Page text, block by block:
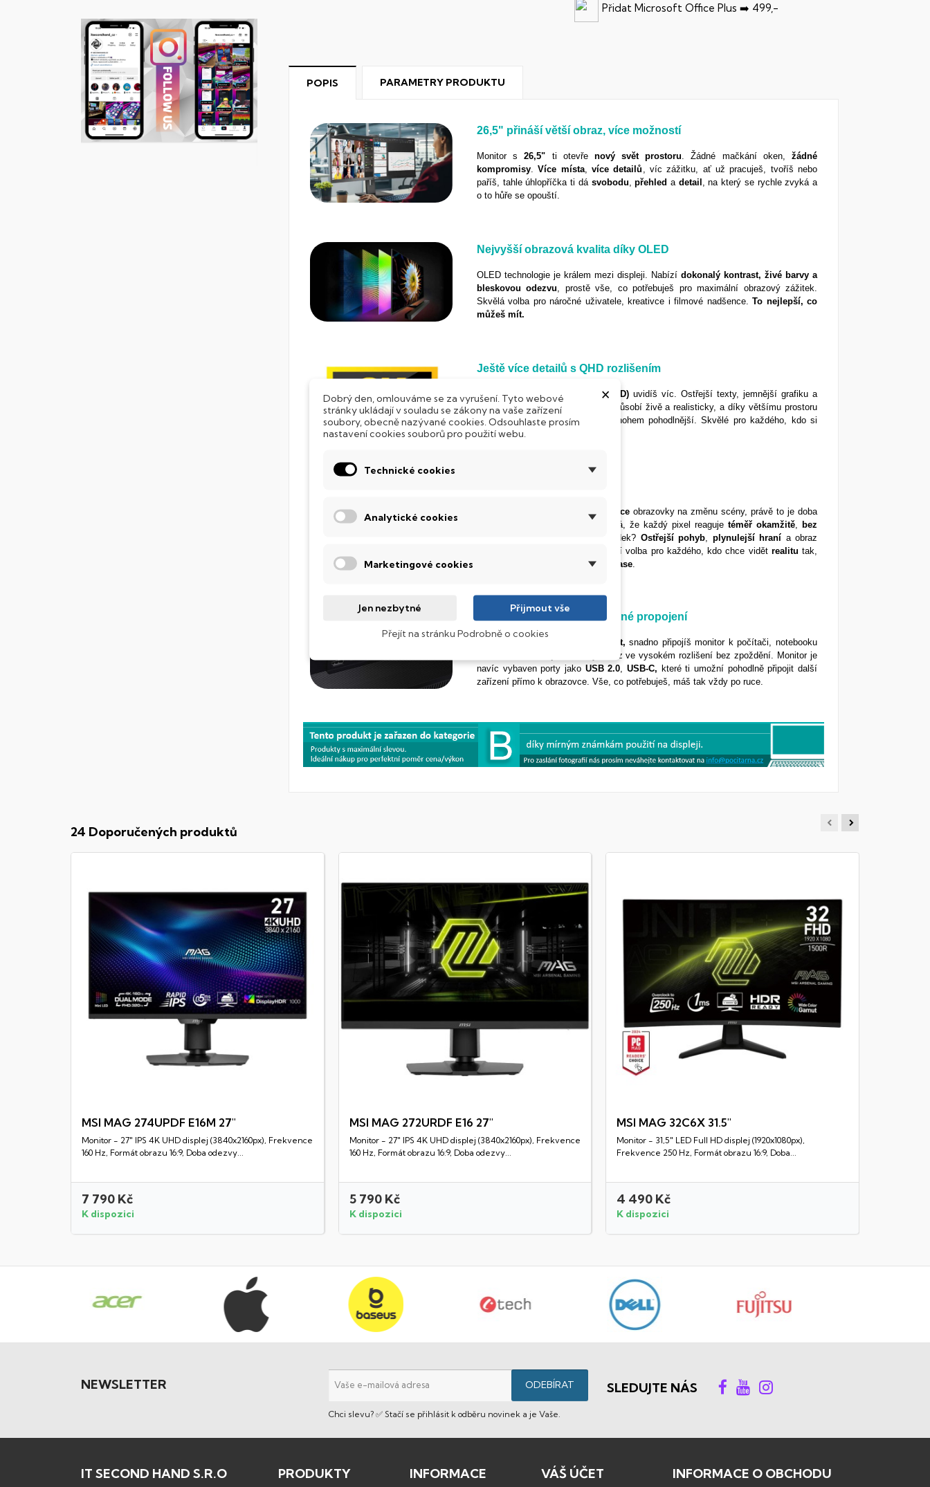
Přidat Microsoft Office Plus ➡️ 499,-
POPIS PARAMETRY PRODUKTU
26,5" přináší větší obraz, více možností
Monitor s26,5" ti otevře nový svět prostoru . Žádné mačkání oken,žádné
kompromisy .Více místa,více detailů , víc zážitku, ať už pracuješ, tvoříš nebo
paříš, tahle úhlopříčka ti dá svobodu ,přehled a detail , na který se rychle zvyká a
o to hůře se opouští.
Nejvyšší obrazová kvalita díky OLED
OLED technologie je králem mezi displeji. Nabízí dokonalý kontrast, živé barvy a
bleskovou odezvu , prostě vše, co potřebuješ pro maximální obrazový zážitek.
Skvělá volba pro náročné uživatele, kreativce i filmové nadšence.To nejlepší, co
můžeš mít.
Ještě více detailů s QHD rozlišením
S rozlišením 2560 × 1440 px (QHD) uvidíš víc. Ostřejší texty, jemnější grafiku a
bohatší barevné přechody. Obraz působí živě a realisticky, a díky většímu prostoru
na ploše je práce s více okny mnohem pohodlnější. Skvělé pro každého, kdo si
potrpí na kvalitu zobrazení.
reakceobrazovky na změnu scény, právě to je doba
znamená, že každý pixel reaguje téměř okamžitě
bez
nebo rozmazání. Výsledek? Ostřejší pohyb plynulejší hraní a obraz
bez šmouh i při rychlé akci. Ideální volba pro každého, kdo chce vidět realitu tak,
reálném čase
Široká konektivita pro snadné propojení
HDMI, DisplayPort,snadno připojíš monitor k počítači, notebooku
nebo konzoli a užiješ si ostrý obraz ve vysokém rozlišení bez zpoždění. Monitor je
navíc vybaven porty jako USB 2.0 ,USB-C, které ti umožní pohodlně připojit další
zařízení přímo k obrazovce. Vše, co potřebuješ, máš tak vždy po ruce.
24 Doporučených produktů
Rychlý náhled
MSI MAG 274UPDF E16M 27"
Monitor - 27" IPS 4K UHD displej (3840x2160px), Frekvence
160 Hz, Formát obrazu 16:9, Doba odezvy...
7 790 Kč
K dispozici
Rychlý náhled
MSI MAG 272URDF E16 27"
Monitor - 27" IPS 4K UHD displej (3840x2160px), Frekvence
160 Hz, Formát obrazu 16:9, Doba odezvy...
5 790 Kč
K dispozici
Rychlý náhled
MSI MAG 32C6X 31.5"
Monitor - 31,5" LED Full HD displej (1920x1080px),
Frekvence 250 Hz, Formát obrazu 16:9, Doba...
4 490 Kč
K dispozici
NEWSLETTER
Chci slevu? ✅ Stačí se přihlásit k odběru novinek a je Vaše.
SLEDUJTE NÁS
IT SECOND HAND S.R.O PRODUKTY INFORMACE VÁŠ ÚČET INFORMACE O OBCHODU
×
Dobrý den, omlouváme se za vyrušení. Tyto webové
stránky ukládají v souladu se zákony na vaše zařízení
soubory, obecně nazývané cookies. Odsouhlaste prosím
nastavení cookies souborů pro použití webu.
Technické cookies
Analytické cookies
Marketingové cookies
Jen nezbytné Přijmout vše
Přejít na stránku Podrobně o cookies